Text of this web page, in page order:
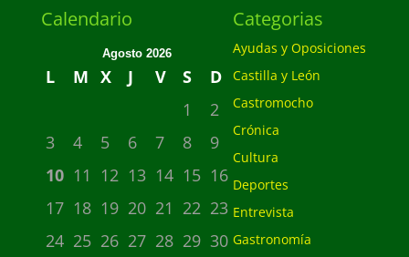
Calendario
Agosto 2026
L M X J V S
D
1
2
3
4 5 6 7 8
9
10 11 12 13 14 15 16
17 18 19 20 21 22 23
24 25 26 27 28 29 30
Categorias
Ayudas y Oposiciones
Castilla y León
Castromocho
Crónica
Cultura
Deportes
Entrevista
Gastronomía